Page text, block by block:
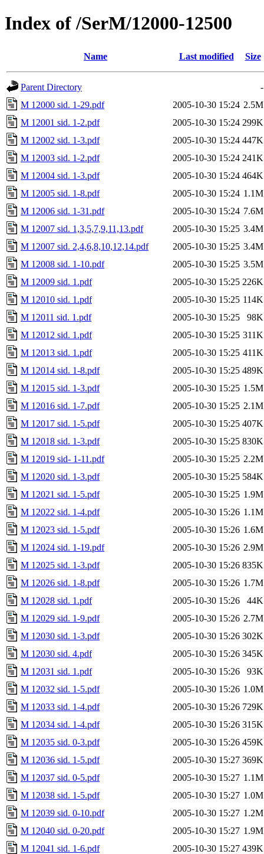
Index of /SerM/12000-12500
Name Last modified Size
Parent Directory
-
M 12000 sid. 1-29.pdf
2005-10-30 15:24 2.5M
M 12001 sid. 1-2.pdf
2005-10-30 15:24 299K
M 12002 sid. 1-3.pdf
2005-10-30 15:24 447K
M 12003 sid. 1-2.pdf
2005-10-30 15:24 241K
M 12004 sid. 1-3.pdf
2005-10-30 15:24 464K
M 12005 sid. 1-8.pdf
2005-10-30 15:24 1.1M
M 12006 sid. 1-31.pdf
2005-10-30 15:24 7.6M
M 12007 sid. 1,3,5,7,9,11,13.pdf
2005-10-30 15:25 3.4M
M 12007 sid. 2,4,6,8,10,12,14.pdf
2005-10-30 15:25 3.4M
M 12008 sid. 1-10.pdf
2005-10-30 15:25 3.5M
M 12009 sid. 1.pdf
2005-10-30 15:25 226K
M 12010 sid. 1.pdf
2005-10-30 15:25 114K
M 12011 sid. 1.pdf
2005-10-30 15:25
98K
M 12012 sid. 1.pdf
2005-10-30 15:25 311K
M 12013 sid. 1.pdf
2005-10-30 15:25 411K
M 12014 sid. 1-8.pdf
2005-10-30 15:25 489K
M 12015 sid. 1-3.pdf
2005-10-30 15:25 1.5M
M 12016 sid. 1-7.pdf
2005-10-30 15:25 2.1M
M 12017 sid. 1-5.pdf
2005-10-30 15:25 407K
M 12018 sid. 1-3.pdf
2005-10-30 15:25 830K
M 12019 sid- 1-11.pdf
2005-10-30 15:25 2.2M
M 12020 sid. 1-3.pdf
2005-10-30 15:25 584K
M 12021 sid. 1-5.pdf
2005-10-30 15:25 1.9M
M 12022 sid. 1-4.pdf
2005-10-30 15:26 1.1M
M 12023 sid. 1-5.pdf
2005-10-30 15:26 1.6M
M 12024 sid. 1-19.pdf
2005-10-30 15:26 2.9M
M 12025 sid. 1-3.pdf
2005-10-30 15:26 835K
M 12026 sid. 1-8.pdf
2005-10-30 15:26 1.7M
M 12028 sid. 1.pdf
2005-10-30 15:26
44K
M 12029 sid. 1-9.pdf
2005-10-30 15:26 2.7M
M 12030 sid. 1-3.pdf
2005-10-30 15:26 302K
M 12030 sid. 4.pdf
2005-10-30 15:26 345K
M 12031 sid. 1.pdf
2005-10-30 15:26
93K
M 12032 sid. 1-5.pdf
2005-10-30 15:26 1.0M
M 12033 sid. 1-4.pdf
2005-10-30 15:26 729K
M 12034 sid. 1-4.pdf
2005-10-30 15:26 315K
M 12035 sid. 0-3.pdf
2005-10-30 15:26 459K
M 12036 sid. 1-5.pdf
2005-10-30 15:27 369K
M 12037 sid. 0-5.pdf
2005-10-30 15:27 1.1M
M 12038 sid. 1-5.pdf
2005-10-30 15:27 1.0M
M 12039 sid. 0-10.pdf
2005-10-30 15:27 1.2M
M 12040 sid. 0-20.pdf
2005-10-30 15:27 1.9M
M 12041 sid. 1-6.pdf
2005-10-30 15:27 439K